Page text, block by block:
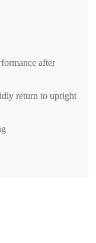
after
return to upright